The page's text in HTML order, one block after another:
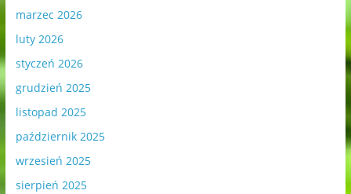
marzec 2026
luty 2026
styczeń 2026
grudzień 2025
listopad 2025
październik 2025
wrzesień 2025
sierpień 2025